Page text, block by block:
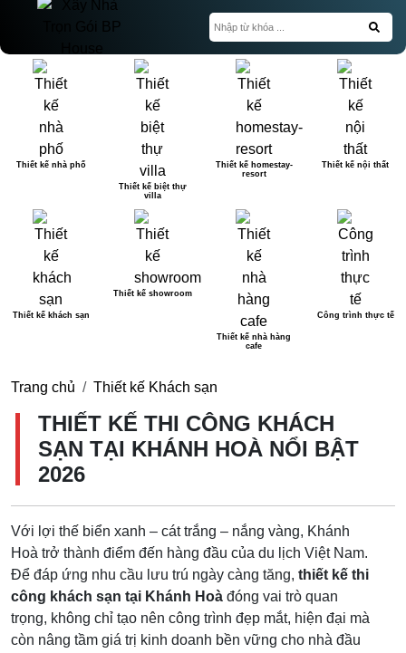
Thiết kế nhà phố
Thiết kế biệt thự
villa
Thiết kế homestay-
resort
Thiết kế nội thất
Thiết kế khách sạn
Thiết kế showroom
Thiết kế nhà hàng
cafe
Công trình thực tế
Trang chủ Thiết kế Khách sạn
THIẾT KẾ THI CÔNG KHÁCH
SẠN TẠI KHÁNH HOÀ NỔI BẬT
2026
Với lợi thế biển xanh – cát trắng – nắng vàng, Khánh
Hoà trở thành điểm đến hàng đầu của du lịch Việt Nam.
Để đáp ứng nhu cầu lưu trú ngày càng tăng, thiết kế thi
công khách sạn tại Khánh Hoà đóng vai trò quan
trọng, không chỉ tạo nên công trình đẹp mắt, hiện đại mà
còn nâng tầm giá trị kinh doanh bền vững cho nhà đầu